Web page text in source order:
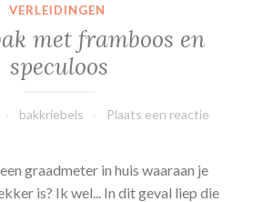
VERLEIDINGEN
met framboos en
speculoos
bakkriebels Plaats een reactie
graadmeter in huis waaraan je
is? Ik wel... In dit geval liep die